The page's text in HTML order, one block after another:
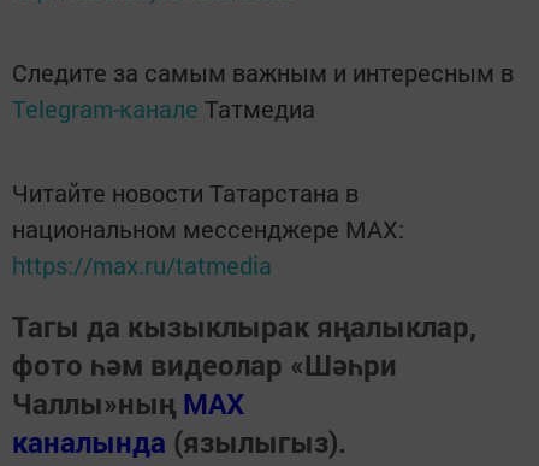
Следите за самым важным и интересным в
Telegram-канале Татмедиа
Читайте новости Татарстана в
национальном мессенджере MАХ:
https://max.ru/tatmedia
Тагы да кызыклырак яңалыклар,
фото һәм видеолар «Шәһри
Чаллы»ның MAX
каналында (язылыгыз).